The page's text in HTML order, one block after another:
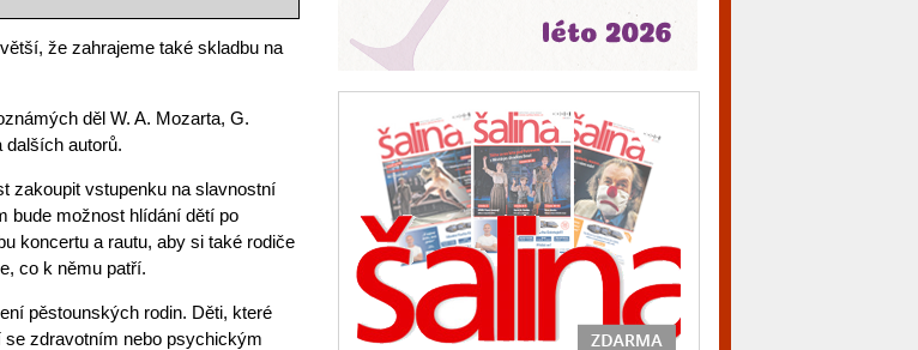
že zahrajeme také skladbu na
děl W. A. Mozarta, G.
dalších autorů.
zakoupit vstupenku na slavnostní
bude možnost hlídání dětí po
koncertu a rautu, aby si také rodiče
co k němu patří.
pěstounských rodin. Děti, které
zdravotním nebo psychickým